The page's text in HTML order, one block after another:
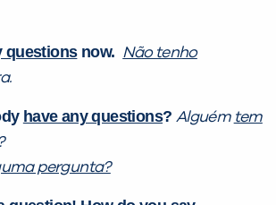
questionsnow. Não tenho
have any questions? Alguém tem
pergunta?